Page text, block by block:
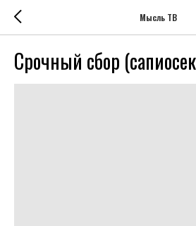
Мысль ТВ
Срочный сбор